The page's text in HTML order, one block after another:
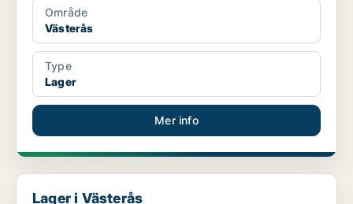
Område
Västerås
Type
Lager
Mer info
Lager i Västerås
Lager i Västerås